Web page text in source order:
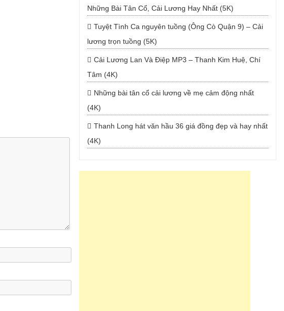
Những Bài Tân Cổ, Cải Lương Hay Nhất (5K)
Tuyệt Tình Ca nguyên tuồng (Ông Cò Quận 9) – Cải
lương trọn tuồng (5K)
Cải Lương Lan Và Điệp MP3 – Thanh Kim Huệ, Chí
Tâm (4K)
Những bài tân cổ cải lương về mẹ cảm động nhất
(4K)
Thanh Long hát văn hầu 36 giá đồng đẹp và hay nhất
(4K)